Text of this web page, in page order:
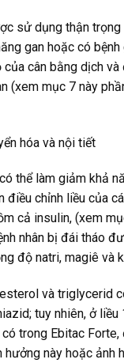
sử dụng thận trọng
gan hoặc có bệnh
cân bằng dịch
(xem mục 7 này
hóa và nội tiết
thể làm giảm khả
điều chỉnh liều của
cả insulin, (xem
nhân bị đái tháo
độ natri, magiê và
và triglycerid
tuy nhiên, ở liều
trong Ebitac Forte,
hưởng này hoặc ảnh